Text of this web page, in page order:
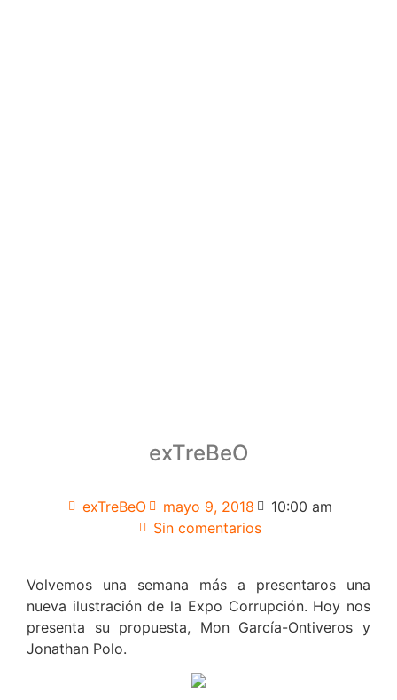
exTreBeO
exTreBeO mayo 9, 2018
10:00 am
Sin comentarios
Volvemos una semana más a presentaros una
nueva ilustración de la Expo Corrupción. Hoy nos
presenta su propuesta, Mon García-Ontiveros y
Jonathan Polo.